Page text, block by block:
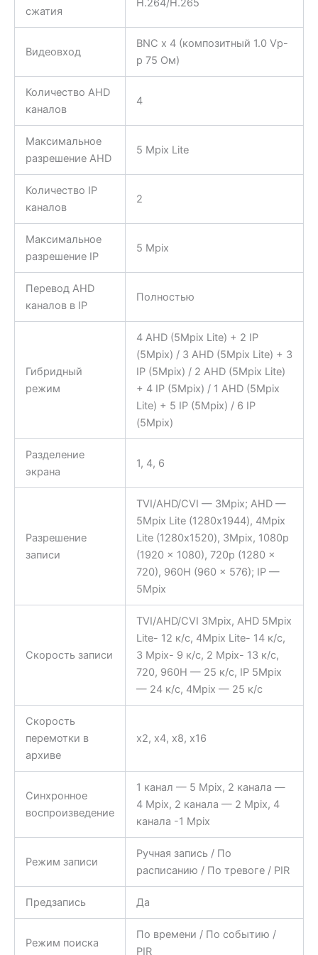
сжатия
H.264/H.265
Видеовход
BNC x 4 (композитный 1.0 Vp-
p 75 Ом)
Количество AHD
каналов
4
Максимальное
разрешение AHD
5 Mpix Lite
Количество IP
каналов
2
Максимальное
разрешение IP
5 Mpix
Перевод AHD
каналов в IP
Полностью
Гибридный
режим
4 AHD (5Mpix Lite) + 2 IP
(5Mpix) / 3 AHD (5Mpix Lite) + 3
IP (5Mpix) / 2 AHD (5Mpix Lite)
+ 4 IP (5Mpix) / 1 AHD (5Mpix
Lite) + 5 IP (5Mpix) / 6 IP
(5Mpix)
Разделение
экрана
1, 4, 6
Разрешение
записи
TVI/AHD/CVI — 3Mpix; AHD —
5Mpix Lite (1280х1944), 4Mpix
Lite (1280х1520), 3Mpix, 1080p
(1920 × 1080), 720p (1280 ×
720), 960H (960 × 576); IP —
5Mpix
Скорость записи
TVI/AHD/CVI 3Mpix, AHD 5Mpix
Lite- 12 к/с, 4Mpix Lite- 14 к/с,
3 Mpix- 9 к/с, 2 Mpix- 13 к/с,
720, 960H — 25 к/с, IP 5Mpix
— 24 к/с, 4Mpix — 25 к/с
Скорость
перемотки в
архиве
x2, x4, x8, x16
Синхронное
воспроизведение
1 канал — 5 Mpix, 2 канала —
4 Mpix, 2 канала — 2 Mpix, 4
канала -1 Mpix
Режим записи
Ручная запись / По
расписанию / По тревоге / PIR
Предзапись Да
Режим поиска
По времени / По событию /
PIR